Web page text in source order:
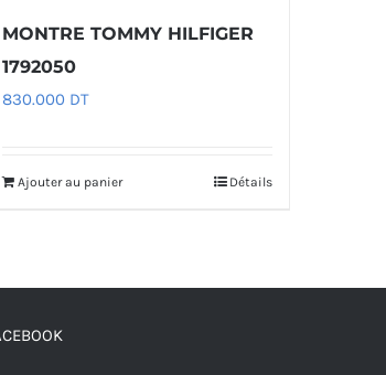
MONTRE TOMMY HILFIGER
1792050
830.000 DT
Ajouter au panier Détails